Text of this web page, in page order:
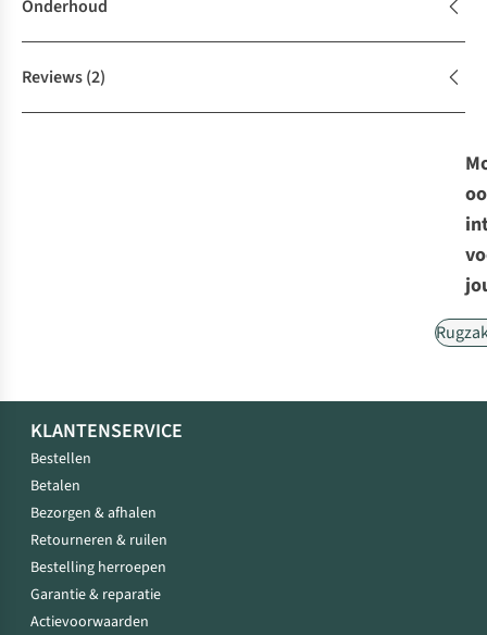
Onderhoud
Reviews(2)
KLANTENSERVICE
Bestellen
Betalen
Bezorgen & afhalen
Retourneren & ruilen
Bestelling herroepen
Garantie & reparatie
Actievoorwaarden